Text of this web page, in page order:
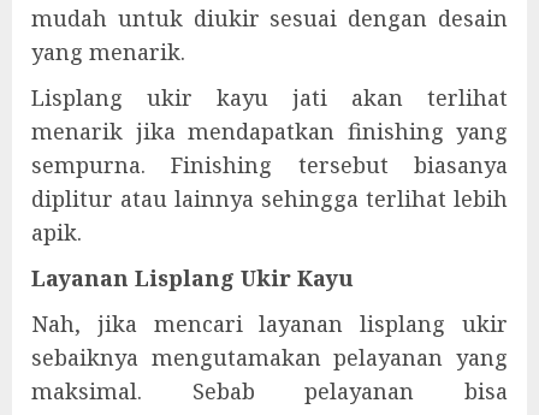
mudah untuk diukir sesuai dengan desain
yang menarik.
Lisplang ukir kayu jati akan terlihat
menarik jika mendapatkan finishing yang
sempurna. Finishing tersebut biasanya
diplitur atau lainnya sehingga terlihat lebih
apik.
Layanan Lisplang Ukir Kayu
Nah, jika mencari layanan lisplang ukir
sebaiknya mengutamakan pelayanan yang
maksimal. Sebab pelayanan bisa